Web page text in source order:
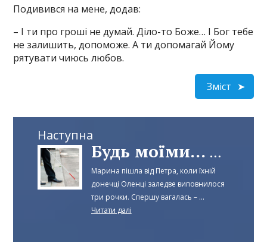
Подивився на мене, додав:
– І ти про гроші не думай. Діло-то Боже… І Бог тебе
не залишить, допоможе. А ти допомагай Йому
рятувати чиюсь любов.
Зміст
Наступна
Будь моїми... очима
Марина пішла від Петра, коли їхній
донечці Оленці заледве виповнилося
три рочки. Спершу вагалась – ...
Читати далі